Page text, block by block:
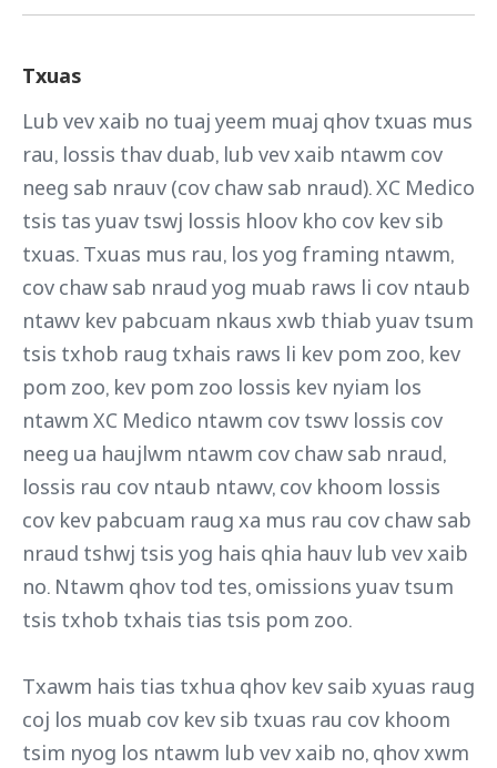
Txuas
Lub vev xaib no tuaj yeem muaj qhov txuas mus
rau, lossis thav duab, lub vev xaib ntawm cov
neeg sab nrauv (cov chaw sab nraud). XC Medico
tsis tas yuav tswj lossis hloov kho cov kev sib
txuas. Txuas mus rau, los yog framing ntawm,
cov chaw sab nraud yog muab raws li cov ntaub
ntawv kev pabcuam nkaus xwb thiab yuav tsum
tsis txhob raug txhais raws li kev pom zoo, kev
pom zoo, kev pom zoo lossis kev nyiam los
ntawm XC Medico ntawm cov tswv lossis cov
neeg ua haujlwm ntawm cov chaw sab nraud,
lossis rau cov ntaub ntawv, cov khoom lossis
cov kev pabcuam raug xa mus rau cov chaw sab
nraud tshwj tsis yog hais qhia hauv lub vev xaib
no. Ntawm qhov tod tes, omissions yuav tsum
tsis txhob txhais tias tsis pom zoo.
Txawm hais tias txhua qhov kev saib xyuas raug
coj los muab cov kev sib txuas rau cov khoom
tsim nyog los ntawm lub vev xaib no, qhov xwm